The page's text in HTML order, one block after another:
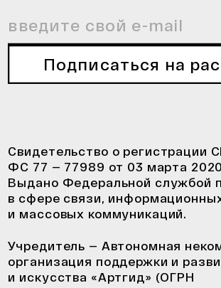
Свидетельство о
ФС 77 — 77989 от 03 марта
Выдано Федеральной службой
в сфере связи,
и массовых коммуникаций.
Учредитель — Автономная
организация поддержки и
и искусства «Артгид» (ОГРН
Подписаться на